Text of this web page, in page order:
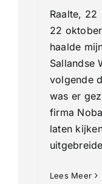
Raalte,
22
haalde
Sallandse
volgende
was er
firma
laten
Lees Meer